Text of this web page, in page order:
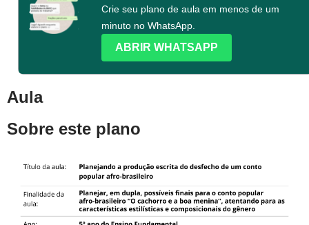
Crie seu plano de aula em menos de um
minuto no WhatsApp.
ABRIR WHATSAPP
Aula
Sobre este plano